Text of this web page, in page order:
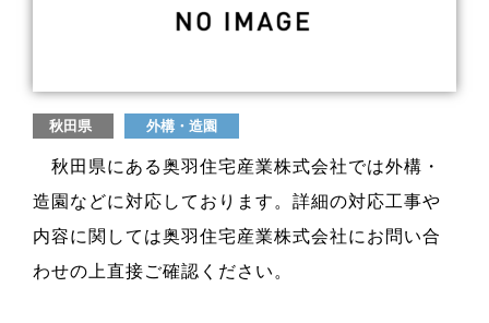
秋田県 外構・造園
秋田県にある奥羽住宅産業株式会社では外構・
造園などに対応しております。詳細の対応工事や
内容に関しては奥羽住宅産業株式会社にお問い合
わせの上直接ご確認ください。